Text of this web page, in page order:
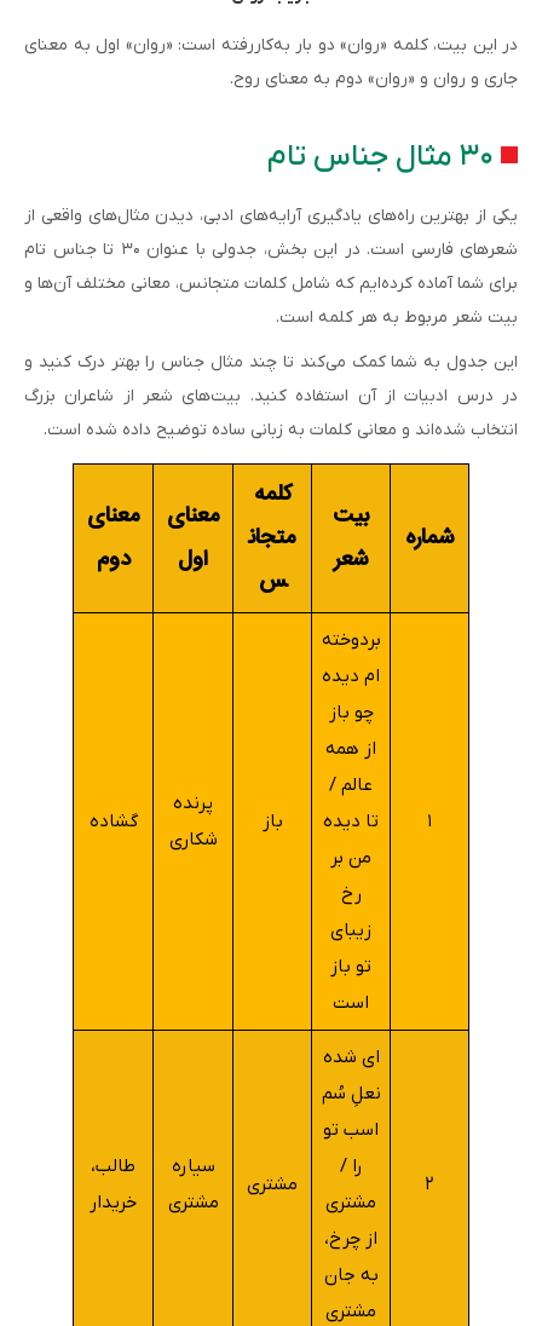
در این بیت، کلمه «روان» دو بار به‌کاررفته است: «روان» اول به معنای
جاری و روان و «روان» دوم به معنای روح.
۳۰ مثال جناس تام
یکی از بهترین راه‌های یادگیری آرایه‌های ادبی، دیدن مثال‌های واقعی از
شعرهای فارسی است. در این بخش، جدولی با عنوان ۳۰ تا جناس تام
برای شما آماده کرده‌ایم که شامل کلمات متجانس، معانی مختلف آن‌ها و
بیت شعر مربوط به هر کلمه است.
این جدول به شما کمک می‌کند تا چند مثال جناس را بهتر درک کنید و
در درس ادبیات از آن استفاده کنید. بیت‌های شعر از شاعران بزرگ
انتخاب شده‌اند و معانی کلمات به زبانی ساده توضیح داده شده است.
شماره
بیت
شعر
کلمه
متجان
س
معنای
اول
معنای
دوم
۱
بردوخته‌
ام دیده
چو باز
از همه
عالم /
تا دیده
من بر
رخ
زیبای
تو باز
است
باز
پرنده
شکاری
گشاده
۲
ای شده
نعلِ سُم
اسب تو
را /
مشتری
از چرخ،
به جان
مشتری
مشتری
سیاره
مشتری
طالب،
خریدار